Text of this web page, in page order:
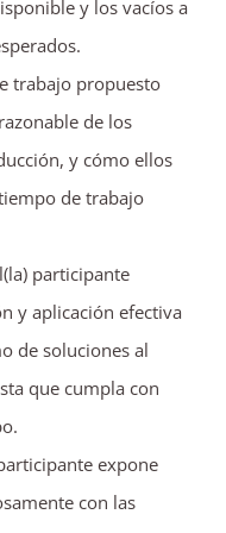
y los vacíos a
trabajo propuesto
de los
y cómo ellos
de trabajo
participante
y aplicación efectiva
de soluciones al
que cumpla con
expone
con las